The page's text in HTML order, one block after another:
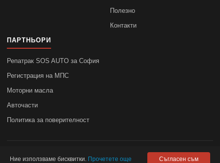
Полезно
Контакти
ПАРТНЬОРИ
Репатрак SOS AUTO за София
Регистрация на МПС
Моторни масла
Авточасти
Политика за поверителност
autodata.bg не носи отговорност за точността на данните.
Ние използваме бисквитки. Прочетете още Съгласен съм